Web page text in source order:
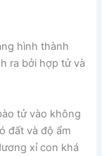
hình thành
ra bởi hợp tử và
tử vào không
đất và độ ẩm
xỉ con khá